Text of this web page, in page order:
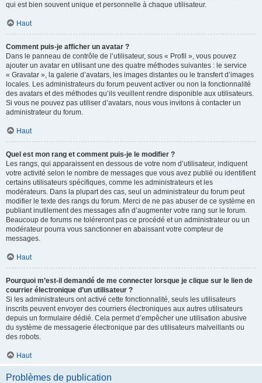
qui est bien souvent unique et personnelle à chaque utilisateur.
Haut
Comment puis-je afficher un avatar ?
Dans le panneau de contrôle de l’utilisateur, sous « Profil », vous pouvez
ajouter un avatar en utilisant une des quatre méthodes suivantes : le service
« Gravatar », la galerie d’avatars, les images distantes ou le transfert d’images
locales. Les administrateurs du forum peuvent activer ou non la fonctionnalité
des avatars et des méthodes qu’ils veuillent rendre disponible aux utilisateurs.
Si vous ne pouvez pas utiliser d’avatars, nous vous invitons à contacter un
administrateur du forum.
Haut
Quel est mon rang et comment puis-je le modifier ?
Les rangs, qui apparaissent en dessous de votre nom d’utilisateur, indiquent
votre activité selon le nombre de messages que vous avez publié ou identifient
certains utilisateurs spécifiques, comme les administrateurs et les
modérateurs. Dans la plupart des cas, seul un administrateur du forum peut
modifier le texte des rangs du forum. Merci de ne pas abuser de ce système en
publiant inutilement des messages afin d’augmenter votre rang sur le forum.
Beaucoup de forums ne toléreront pas ce procédé et un administrateur ou un
modérateur pourra vous sanctionner en abaissant votre compteur de
messages.
Haut
Pourquoi m’est-il demandé de me connecter lorsque je clique sur le lien de
courrier électronique d’un utilisateur ?
Si les administrateurs ont activé cette fonctionnalité, seuls les utilisateurs
inscrits peuvent envoyer des courriers électroniques aux autres utilisateurs
depuis un formulaire dédié. Cela permet d’empêcher une utilisation abusive
du système de messagerie électronique par des utilisateurs malveillants ou
des robots.
Haut
Problèmes de publication